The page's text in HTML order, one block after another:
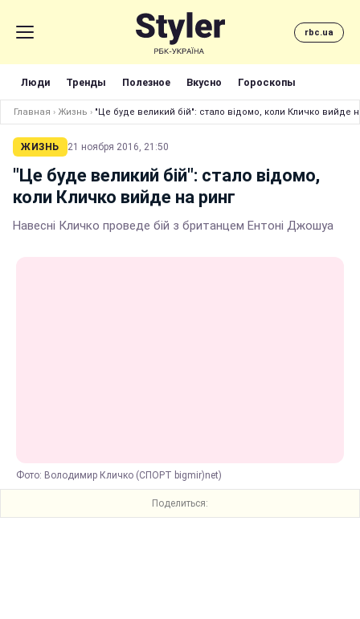
rbc.ua
Люди Тренды Полезное Вкусно Гороскопы
Главная › Жизнь › "Це буде великий бій": стало відомо, коли Кличко вийде
ЖИЗНЬ 21 ноября 2016, 21:50
"Це буде великий бій": стало відомо,
коли Кличко вийде на ринг
Навесні Кличко проведе бій з британцем Ентоні Джошуа
Фото: Володимир Кличко (СПОРТ bigmir)net)
Поделиться: